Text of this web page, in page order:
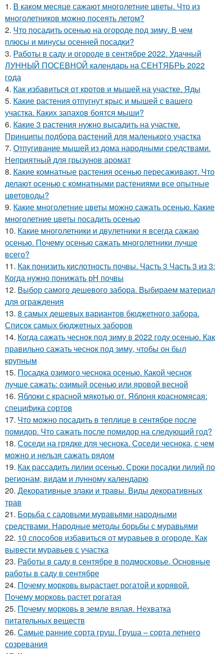
1. В каком месяце сажают многолетние цветы. Что из
многолетников можно посеять летом?
2. Что посадить осенью на огороде под зиму. В чем
плюсы и минусы осенней посадки?
3. Работы в саду и огороде в сентябре 2022. Удачный
ЛУННЫЙ ПОСЕВНОЙ календарь на СЕНТЯБРЬ 2022
года
4. Как избавиться от кротов и мышей на участке. Яды
5. Какие растения отпугнут крыс и мышей с вашего
участка. Каких запахов боятся мыши?
6. Какие 3 растения нужно высадить на участке.
Принципы подбора растений для маленького участка
7. Отпугивание мышей из дома народными средствами.
Неприятный для грызунов аромат
8. Какие комнатные растения осенью пересаживают. Что
делают осенью с комнатными растениями все опытные
цветоводы?
9. Какие многолетние цветы можно сажать осенью. Какие
многолетние цветы посадить осенью
10. Какие многолетники и двулетники я всегда сажаю
осенью. Почему осенью сажать многолетники лучше
всего?
11. Как понизить кислотность почвы. Часть 3 Часть 3 из 3:
Когда нужно понижать рН почвы
12. Выбор самого дешевого забора. Выбираем материал
для ограждения
13. 8 самых дешевых вариантов бюджетного забора.
Список самых бюджетных заборов
14. Когда сажать чеснок под зиму в 2022 году осенью. Как
правильно сажать чеснок под зиму, чтобы он был
крупным
15. Посадка озимого чеснока осенью. Какой чеснок
лучше сажать: озимый осенью или яровой весной
16. Яблоки с красной мякотью от. Яблоня красномясая:
специфика сортов
17. Что можно посадить в теплице в сентябре после
помидор. Что сажать после помидор на следующий год?
18. Соседи на грядке для чеснока. Соседи чеснока, с чем
можно и нельзя сажать рядом
19. Как рассадить лилии осенью. Сроки посадки лилий по
регионам, видам и лунному календарю
20. Декоративные злаки и травы. Виды декоративных
трав
21. Борьба с садовыми муравьями народными
средствами. Народные методы борьбы с муравьями
22. 10 способов избавиться от муравьев в огороде. Как
вывести муравьев с участка
23. Работы в саду в сентябре в подмосковье. Основные
работы в саду в сентябре
24. Почему морковь вырастает рогатой и корявой.
Почему морковь растет рогатая
25. Почему морковь в земле вялая. Нехватка
питательных веществ
26. Самые ранние сорта груш. Груша – сорта летнего
созревания